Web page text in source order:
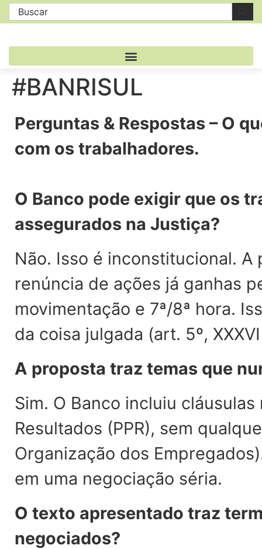
#BANRISUL
Perguntas & Respostas – O
com os trabalhadores.
O Banco pode exigir que os
assegurados na Justiça?
Não. Isso é inconstitucional.
renúncia de ações já ganhas
movimentação e 7ª/8ª hora.
da coisa julgada (art. 5º,
A proposta traz temas que
Sim. O Banco incluiu
Resultados (PPR), sem
Organização dos
em uma negociação séria.
O texto apresentado traz
negociados?